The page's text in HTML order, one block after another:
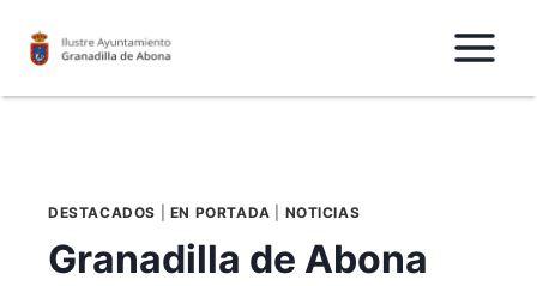
DESTACADOS EN PORTADA NOTICIAS
Granadilla de Abona